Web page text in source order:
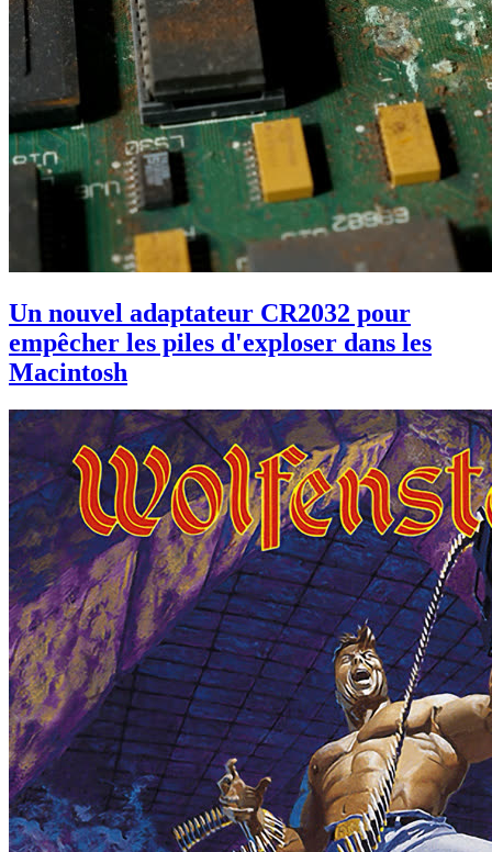
Un nouvel adaptateur CR2032 pour
empêcher les piles d'exploser dans les
Macintosh